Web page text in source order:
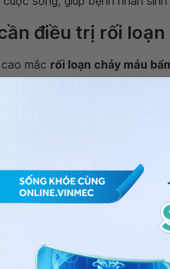
điều trị rối loạn
mắc rối loạn chảy máu
mắc bệnh
không rõ nguyên nhân,
chứng sau phẫu thuật hoặc